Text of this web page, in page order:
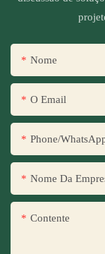
Nome
O Email
Phone/
Nome Da
Contente